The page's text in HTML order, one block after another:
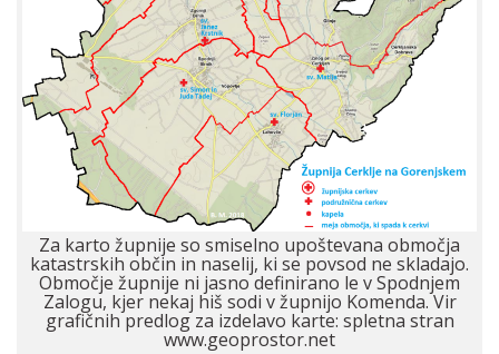
Za karto župnije so smiselno upoštevana območja
katastrskih občin in naselij, ki se povsod ne skladajo.
Območje župnije ni jasno definirano le v Spodnjem
Zalogu, kjer nekaj hiš sodi v župnijo Komenda. Vir
grafičnih predlog za izdelavo karte: spletna stran
www.geoprostor.net